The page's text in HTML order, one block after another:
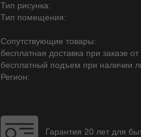
Тип рисунка:
Тип помещения:
Сопутствующие товары:
бесплатная доставка при заказе от
бесплатный подъем при наличии
Регион:
Гарантия 20 лет для